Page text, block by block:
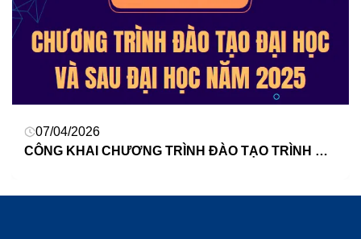
07/04/2026
CÔNG KHAI CHƯƠNG TRÌNH ĐÀO TẠO TRÌNH ĐỘ ĐẠI HỌC, SAU ĐẠI HỌC NĂM 2025